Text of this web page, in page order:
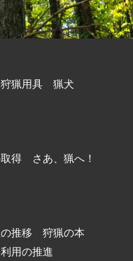
狩猟用具
猟犬
得
さあ、猟へ！
推移
狩猟の本
用の推進